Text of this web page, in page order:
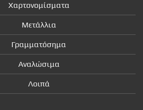
Χαρτονομίσματα
Μετάλλια
Γραμματόσημα
Αναλώσιμα
Λοιπά